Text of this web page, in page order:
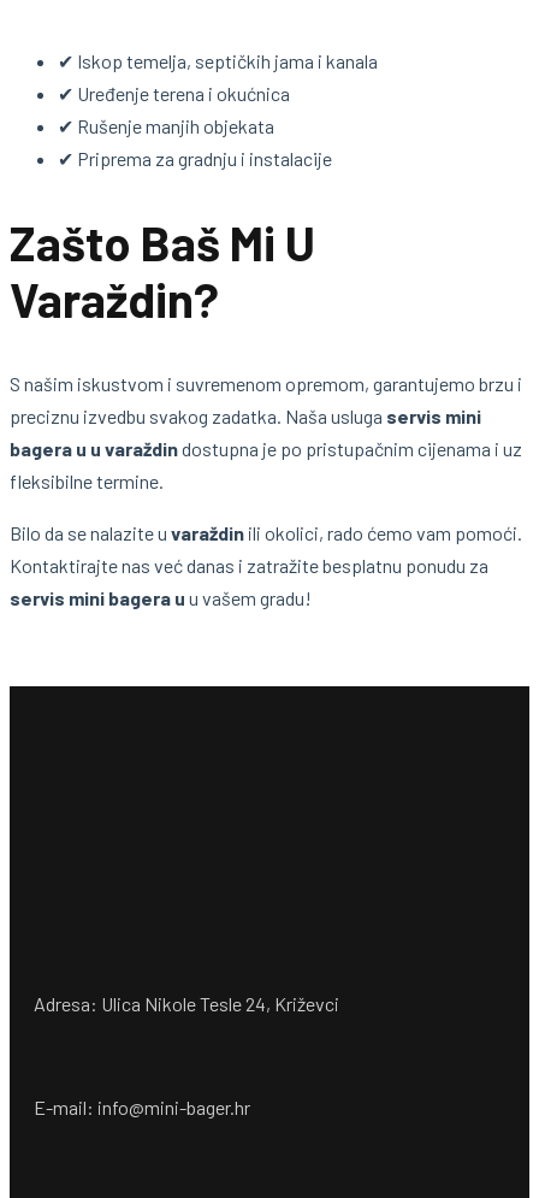
✔ Iskop temelja, septičkih jama i kanala
✔ Uređenje terena i okućnica
✔ Rušenje manjih objekata
✔ Priprema za gradnju i instalacije
Zašto Baš Mi U
Varaždin?
S našim iskustvom i suvremenom opremom, garantujemo brzu i
preciznu izvedbu svakog zadatka. Naša usluga servis mini
bagera u u varaždindostupna je po pristupačnim cijenama i uz
fleksibilne termine.
Bilo da se nalazite u varaždin ili okolici, rado ćemo vam pomoći.
Kontaktirajte nas već danas i zatražite besplatnu ponudu za
servis mini bagera u u vašem gradu!
Adresa: Ulica Nikole Tesle 24, Križevci
E-mail: info@mini-bager.hr